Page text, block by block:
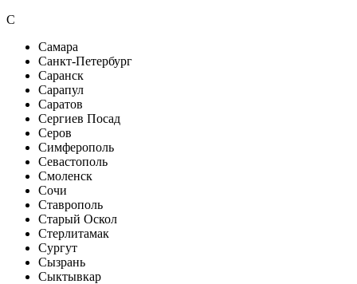
С
Самара
Санкт-Петербург
Саранск
Сарапул
Саратов
Сергиев Посад
Серов
Симферополь
Севастополь
Смоленск
Сочи
Ставрополь
Старый Оскол
Стерлитамак
Сургут
Сызрань
Сыктывкар